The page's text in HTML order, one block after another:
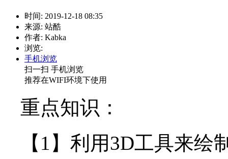
时间: 2019-12-18 08:35
来源: 站酷
作者: Kabka
浏览:
手机浏览
扫一扫 手机浏览
推荐在WIFI环境下使用
重点知识：
【1】利用3D工具来绘